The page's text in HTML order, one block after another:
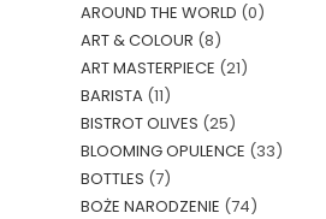
AROUND THE WORLD (0)
ART & COLOUR (8)
ART MASTERPIECE (21)
BARISTA (11)
BISTROT OLIVES (25)
BLOOMING OPULENCE (33)
BOTTLES (7)
BOŻE NARODZENIE (74)